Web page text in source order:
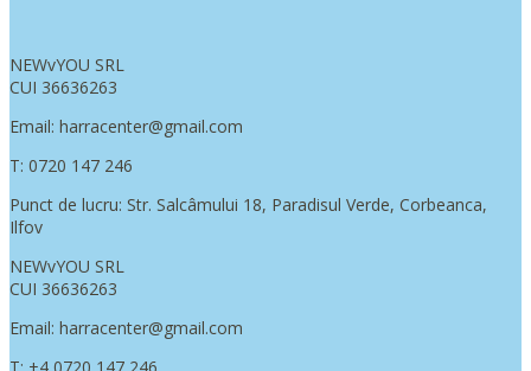
NEWvYOU SRL
CUI 36636263
Email: harracenter@gmail.com
T: 0720 147 246
Punct de lucru: Str. Salcâmului 18, Paradisul Verde, Corbeanca,
Ilfov
NEWvYOU SRL
CUI 36636263
Email: harracenter@gmail.com